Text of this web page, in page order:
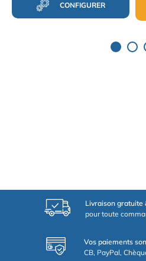
CONFIGURER
Livraison gratuite
pour toute
Vos paiements
CB, PayPal,